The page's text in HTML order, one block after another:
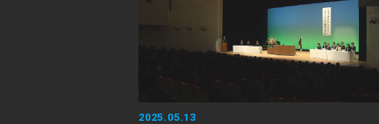
2025.05.13